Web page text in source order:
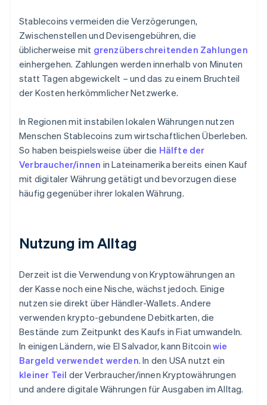
Stablecoins vermeiden die Verzögerungen,
Zwischenstellen und Devisengebühren, die
üblicherweise mit grenzüberschreitenden Zahlungen
einhergehen. Zahlungen werden innerhalb von Minuten
statt Tagen abgewickelt – und das zu einem Bruchteil
der Kosten herkömmlicher Netzwerke.
In Regionen mit instabilen lokalen Währungen nutzen
Menschen Stablecoins zum wirtschaftlichen Überleben.
So haben beispielsweise über die Hälfte der
Verbraucher/innen in Lateinamerika bereits einen Kauf
mit digitaler Währung getätigt und bevorzugen diese
häufig gegenüber ihrer lokalen Währung.
Nutzung im Alltag
Derzeit ist die Verwendung von Kryptowährungen an
der Kasse noch eine Nische, wächst jedoch. Einige
nutzen sie direkt über Händler-Wallets. Andere
verwenden krypto-gebundene Debitkarten, die
Bestände zum Zeitpunkt des Kaufs in Fiat umwandeln.
In einigen Ländern, wie El Salvador, kann Bitcoinwie
Bargeld verwendet werden. In den USA nutzt ein
kleiner Teil der Verbraucher/innen Kryptowährungen
und andere digitale Währungen für Ausgaben im Alltag.